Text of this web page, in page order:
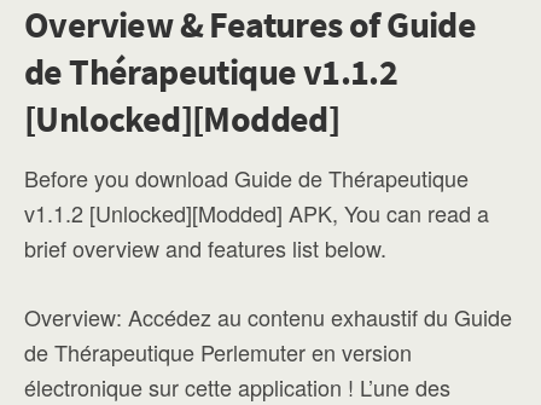
Overview & Features of Guide
de Thérapeutique v1.1.2
[Unlocked][Modded]
Before you download Guide de Thérapeutique
v1.1.2 [Unlocked][Modded] APK, You can read a
brief overview and features list below.
Overview: Accédez au contenu exhaustif du Guide
de Thérapeutique Perlemuter en version
électronique sur cette application ! L’une des